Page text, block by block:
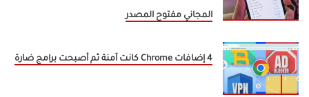
المجاني مفتوح المصدر
4 إضافات Chrome كانت آمنة ثم أصبحت برامج ضارة